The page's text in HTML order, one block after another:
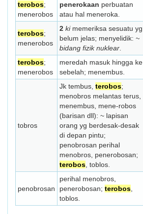
terobos;
menerobos
penerokaan perbuatan
atau hal meneroka.
terobos;
menerobos
2 ki memeriksa sesuatu yg
belum jelas; menyelidik: ~
bidang fizik nuklear
terobos;
menerobos
meredah masuk hingga ke
sebelah; menembus.
tobros
Jk tembus, terobos;
menobros melantas terus,
menembus, mene-robos
(barisan dll): ~ lapisan
orang yg berdesak-desak
di depan pintu;
penobrosan perihal
menobros, penerobosan;
terobos , toblos.
penobrosan
perihal menobros,
penerobosan; terobos
toblos.